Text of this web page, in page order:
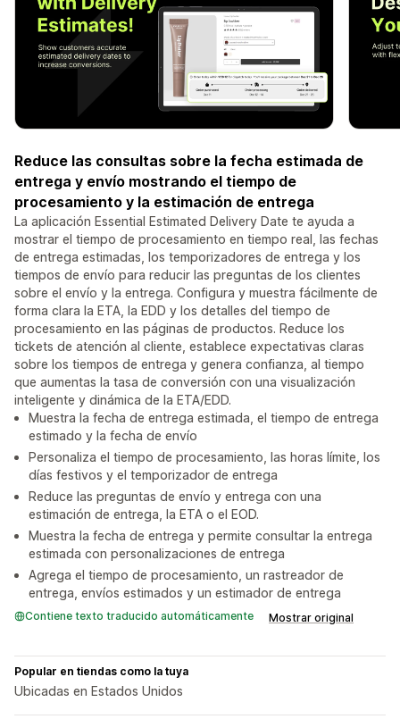
Reduce las consultas sobre la fecha estimada de
entrega y envío mostrando el tiempo de
procesamiento y la estimación de entrega
La aplicación Essential Estimated Delivery Date te ayuda a
mostrar el tiempo de procesamiento en tiempo real, las fechas
de entrega estimadas, los temporizadores de entrega y los
tiempos de envío para reducir las preguntas de los clientes
sobre el envío y la entrega. Configura y muestra fácilmente de
forma clara la ETA, la EDD y los detalles del tiempo de
procesamiento en las páginas de productos. Reduce los
tickets de atención al cliente, establece expectativas claras
sobre los tiempos de entrega y genera confianza, al tiempo
que aumentas la tasa de conversión con una visualización
inteligente y dinámica de la ETA/EDD.
Muestra la fecha de entrega estimada, el tiempo de entrega
estimado y la fecha de envío
Personaliza el tiempo de procesamiento, las horas límite, los
días festivos y el temporizador de entrega
Reduce las preguntas de envío y entrega con una
estimación de entrega, la ETA o el EOD.
Muestra la fecha de entrega y permite consultar la entrega
estimada con personalizaciones de entrega
Agrega el tiempo de procesamiento, un rastreador de
entrega, envíos estimados y un estimador de entrega
Contiene texto traducido automáticamente Mostrar original
Popular en tiendas como la tuya
Ubicadas en Estados Unidos